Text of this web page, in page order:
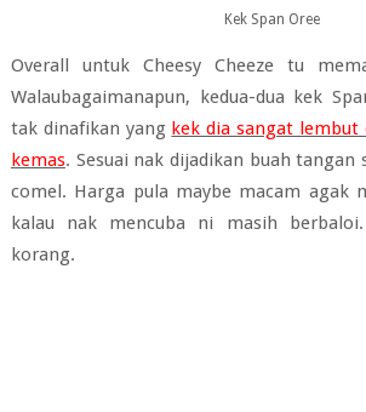
Kek Span Oree
Overall untuk Cheesy Cheeze tu
Walaubagaimanapun, kedua-dua kek
tak dinafikan yang kek dia sangat
kemas. Sesuai nak dijadikan buah tangan
comel. Harga pula maybe macam agak
kalau nak mencuba ni masih
korang.